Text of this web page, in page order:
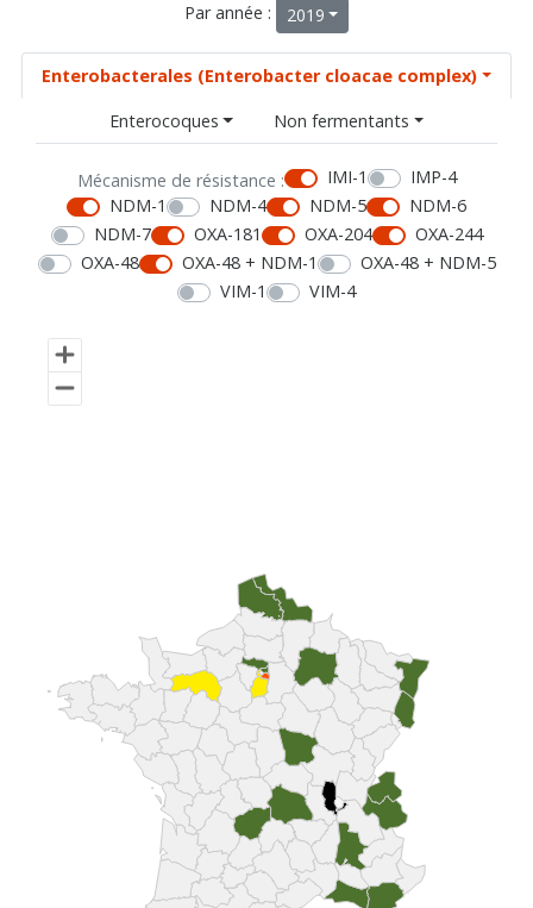
Par année : 2019
Enterobacterales (Enterobacter cloacae complex)
Enterocoques
Non fermentants
Mécanisme de résistance : IMI-1
IMP-4
NDM-1
NDM-4 NDM-5
NDM-6
NDM-7
OXA-181 OXA-204
OXA-244
OXA-48
OXA-48 + NDM-1
OXA-48 + NDM-5
VIM-1
VIM-4